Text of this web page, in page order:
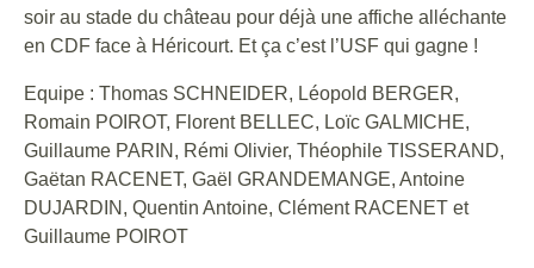
soir au stade du château pour déjà une affiche alléchante
en CDF face à Héricourt. Et ça c’est l’USF qui gagne !
Equipe : Thomas SCHNEIDER, Léopold BERGER,
Romain POIROT, Florent BELLEC, Loïc GALMICHE,
Guillaume PARIN, Rémi Olivier, Théophile TISSERAND,
Gaëtan RACENET, Gaël GRANDEMANGE, Antoine
DUJARDIN, Quentin Antoine, Clément RACENET et
Guillaume POIROT